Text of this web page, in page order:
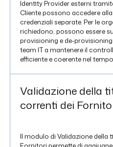
Identity Provider esterni
Cliente possono accedere
credenziali separate. Per le
richiedono, possono essere
provisioning e de-
team IT a mantenere il
efficiente e coerente nel tempo.
Validazione della
correnti dei
Il modulo di Validazione